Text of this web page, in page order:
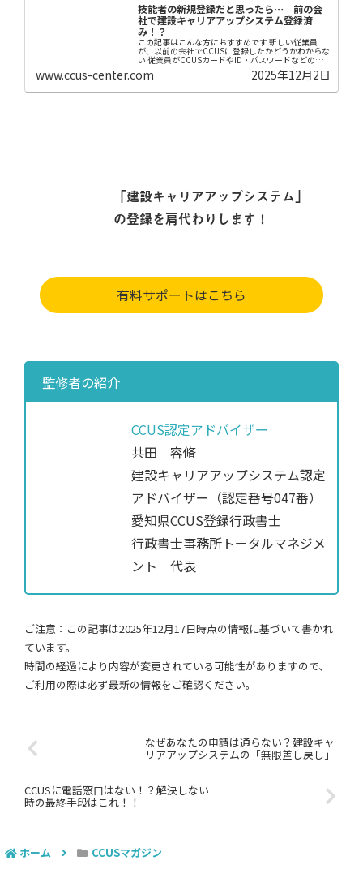
技能者の新規登録だと思ったら… 前の会
社で建設キャリアアップシステム登録済
み！？
この記事はこんな方におすすめです 新しい従業員
が、以前の会社でCCUSに登録したかどうかわからな
い 従業員がCCUSカードやID・パスワードなどの情
報を何も残っていない 必要な書類の準備について、
見本などのサポートが欲しい 【はじめに】 先...
www.ccus-center.com 2025年12月2日
「建設キャリアアップシステム」
の登録を肩代わりします！
有料サポートはこちら
監修者の紹介
CCUS認定アドバイザー
共田 容脩
建設キャリアアップシステム認定
アドバイザー（認定番号047番）
愛知県CCUS登録行政書士
行政書士事務所トータルマネジメ
ント 代表
ご注意：この記事は2025年12月17日時点の情報に基づいて書かれ
ています。
時間の経過により内容が変更されている可能性がありますので、
ご利用の際は必ず最新の情報をご確認ください。
なぜあなたの申請は通らない？建設キャ
リアアップシステムの「無限差し戻し」
CCUSに電話窓口はない！？解決しない
時の最終手段はこれ！！
ホーム CCUSマガジン